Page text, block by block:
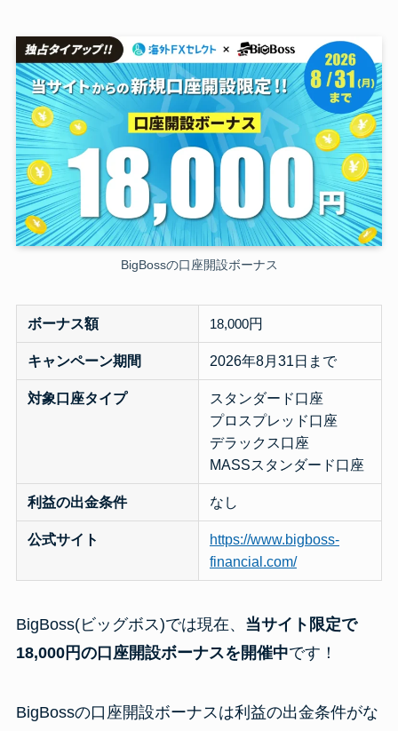
BigBossの口座開設ボーナス
ボーナス額 18,000円
キャンペーン期間 2026年8月31日まで
対象口座タイプ
スタンダード口座
プロスプレッド口座
デラックス口座
MASSスタンダード口座
利益の出金条件 なし
公式サイト
https://www.bigboss-
financial.com/
BigBoss(ビッグボス)では現在、 当サイト限定で
18,000円の口座開設ボーナスを開催中です！
BigBossの口座開設ボーナスは利益の出金条件がな